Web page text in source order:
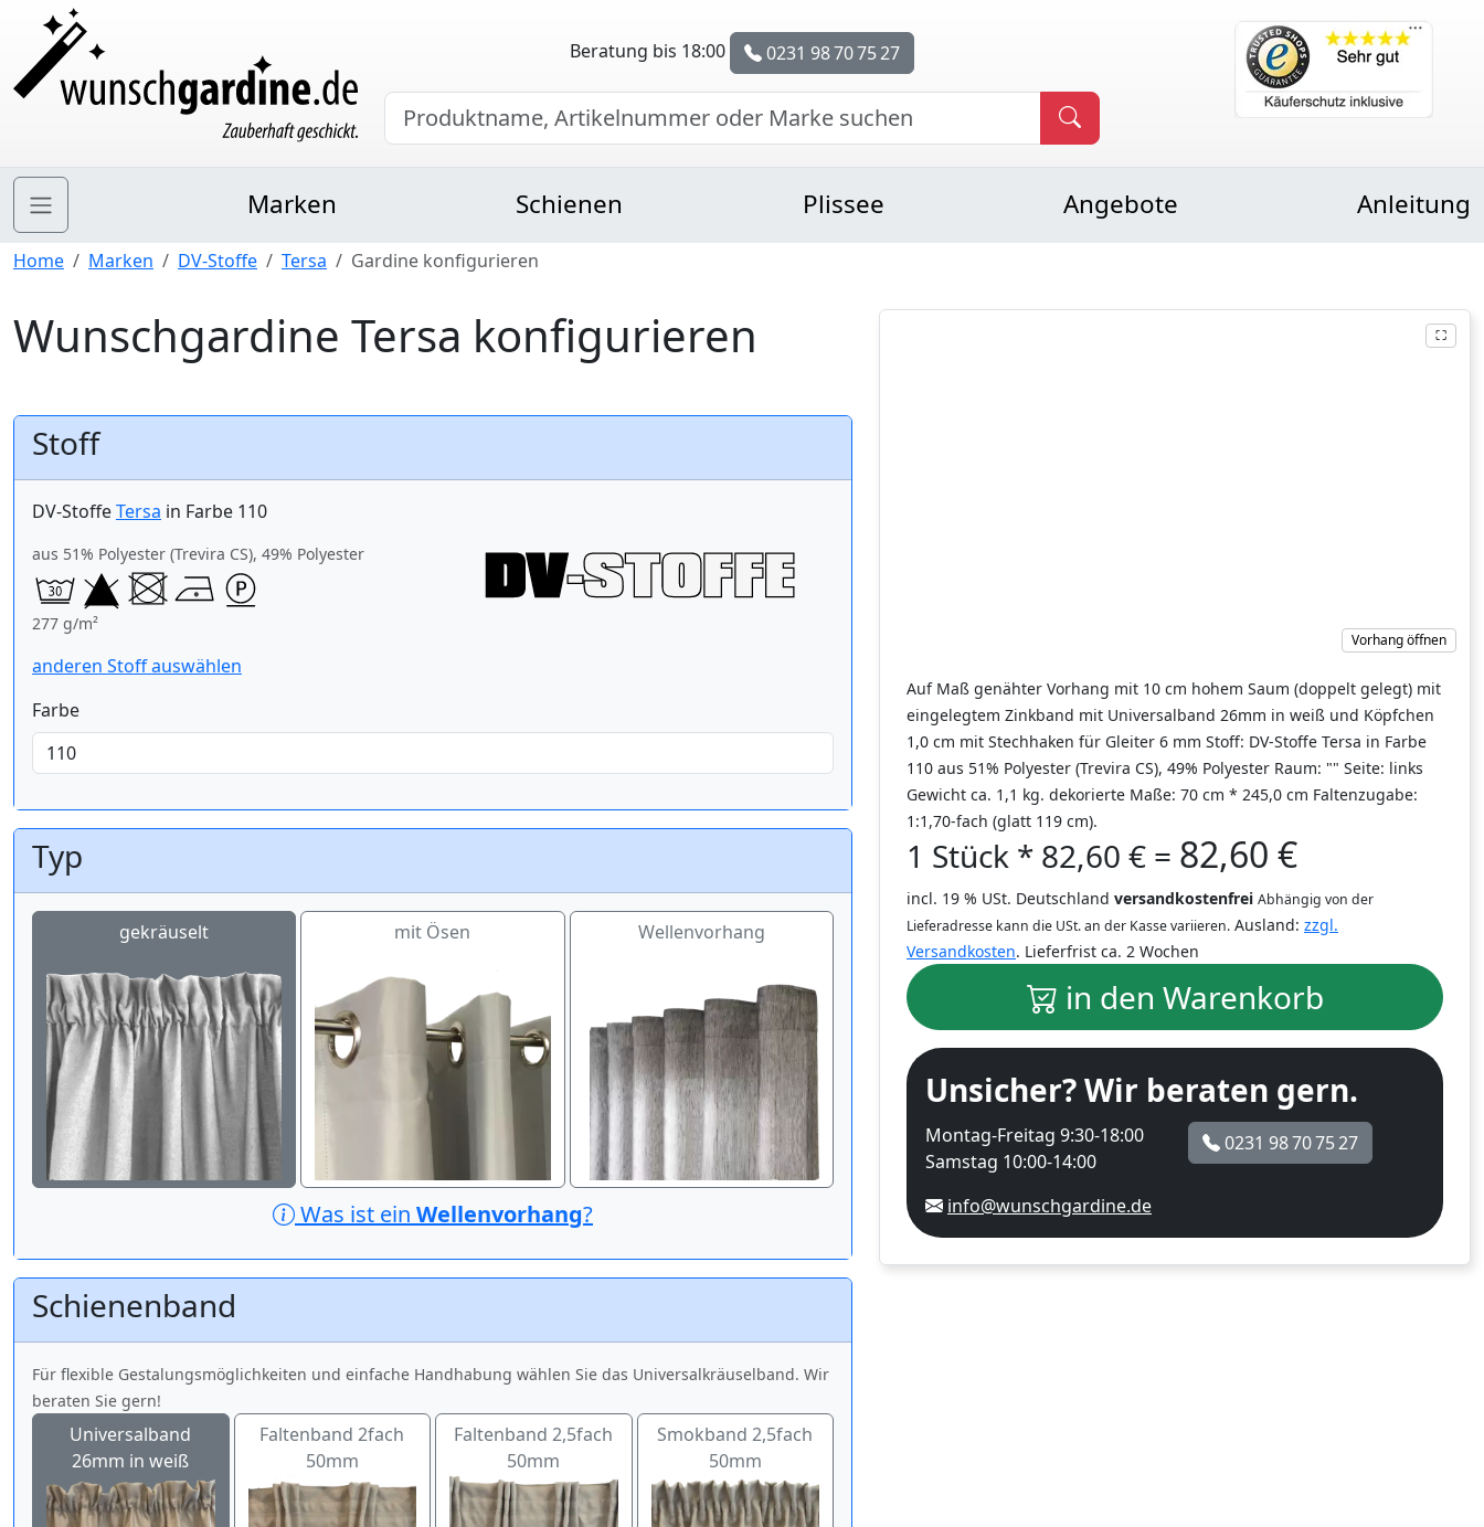
Beratung bis 18:00 0231 98 70 75 27
Marken Schienen Plissee Angebote Anleitung
Home Marken DV-Stoffe Tersa Gardine konfigurieren
Wunschgardine Tersa konfigurieren
Stoff
DV-StoffeTersa in Farbe 110
aus 51% Polyester (Trevira CS), 49% Polyester
277 g/m²
anderen Stoff auswählen
Farbe
Typ
gekräuselt mit Ösen Wellenvorhang
Was ist ein Wellenvorhang?
Schienenband
Für flexible Gestalungsmöglichkeiten und einfache Handhabung wählen Sie das Universalkräuselband. Wir
beraten Sie gern!
Universalband
26mm in weiß
Faltenband 2fach
50mm
Faltenband 2,5fach
50mm
Smokband 2,5fach
50mm
⛶
Vorhang öffnen
Auf Maß genähter Vorhang mit 10 cm hohem Saum (doppelt gelegt) mit
eingelegtem Zinkband mit Universalband 26mm in weiß und Köpfchen
1,0 cm mit Stechhaken für Gleiter 6 mm Stoff: DV-Stoffe Tersa in Farbe
110 aus 51% Polyester (Trevira CS), 49% Polyester Raum: "" Seite: links
Gewicht ca. 1,1 kg. dekorierte Maße: 70 cm * 245,0 cm Faltenzugabe:
1:1,70-fach (glatt 119 cm).
1 Stück * 82,60 € = 82,60 €
incl. 19 % USt. Deutschland versandkostenfrei Abhängig von der
Lieferadresse kann die USt. an der Kasse variieren. Ausland: zzgl.
Versandkosten. Lieferfrist ca. 2 Wochen
in den Warenkorb
Unsicher? Wir beraten gern.
Montag-Freitag 9:30-18:00
Samstag 10:00-14:00
0231 98 70 75 27
info@wunschgardine.de